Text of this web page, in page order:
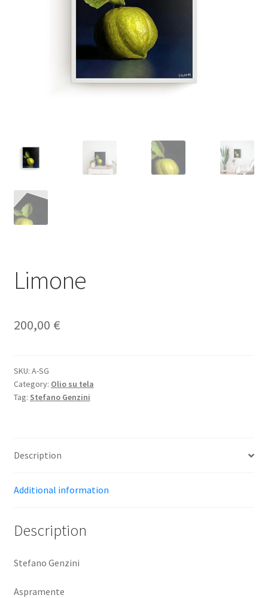
Limone
200,00 €
SKU: A-SG
Category: Olio su tela
Tag: Stefano Genzini
Description
Additional information
Description
Stefano Genzini
Aspramente